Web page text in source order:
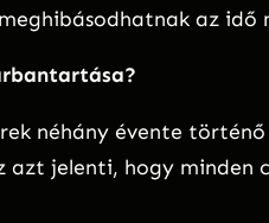
az idő
néhány évente
jelenti, hogy minden